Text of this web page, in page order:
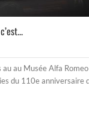
au Musée Alfa Romeo
du 110e anniversaire